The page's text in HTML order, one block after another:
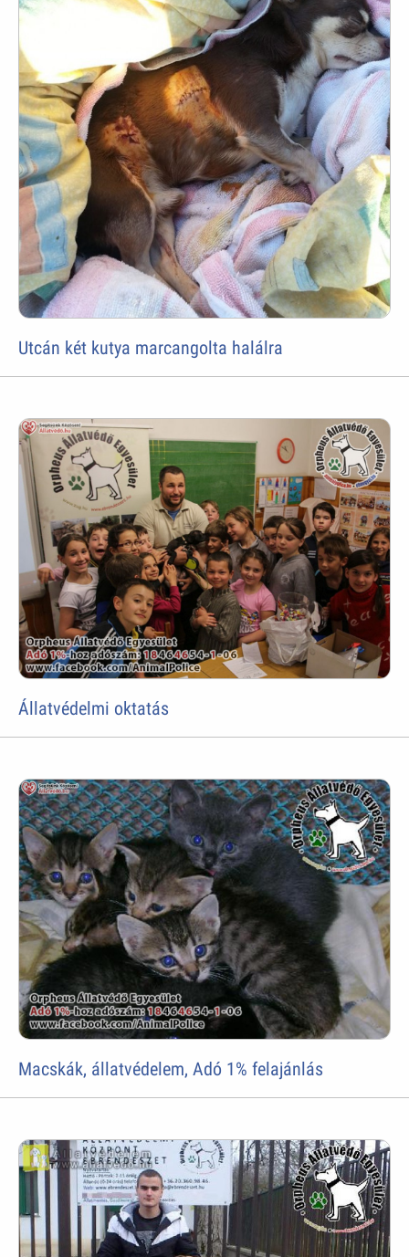
Utcán két kutya marcangolta halálra
Állatvédelmi oktatás
Macskák, állatvédelem, Adó 1% felajánlás